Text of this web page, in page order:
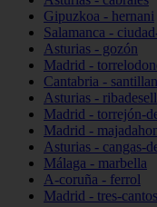
Gipuzkoa - hernani
Salamanca -
Asturias - gozón
Madrid -
Cantabria -
Asturias -
Madrid - torrejón-
Madrid -
Asturias - cangas-
Málaga - marbella
A-coruña - ferrol
Madrid - tres-cantos